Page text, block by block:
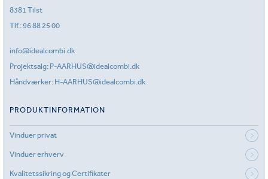
8381 Tilst
Tlf.:96 88 25 00
info@idealcombi.dk
Projektsalg: P-AARHUS@idealcombi.dk
Håndværker: H-AARHUS@idealcombi.dk
PRODUKTINFORMATION
Vinduer privat
Vinduer erhverv
Kvalitetssikring og Certifikater